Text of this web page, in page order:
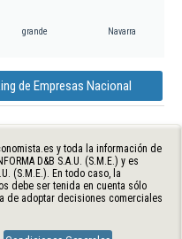
grande Navarra
de Empresas Nacional
y toda la información de
D&B S.A.U. (S.M.E.) y es
(S.M.E.). En todo caso, la
debe ser tenida en cuenta sólo
de adoptar decisiones comerciales